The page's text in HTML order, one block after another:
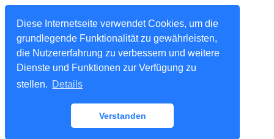
Diese Internetseite verwendet Cookies, um die
grundlegende Funktionalität zu gewährleisten,
die Nutzererfahrung zu verbessern und weitere
Dienste und Funktionen zur Verfügung zu
stellen. Details
Verstanden